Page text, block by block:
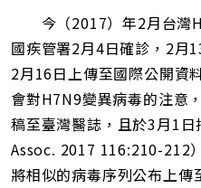
今（2017）年2月台灣
國疾管署2月4日確診，2月
2月16日上傳至國際公開資
會對H7N9變異病毒的注意
稿至臺灣醫誌，且於3月1
Assoc. 2017 116:210-212
將相似的病毒序列公布上